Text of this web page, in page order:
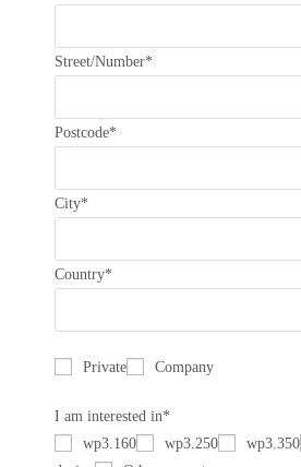
Street/Number*
Postcode*
City*
Country*
Private Company
I am interested in*
wp3.160
wp3.250 wp3.350